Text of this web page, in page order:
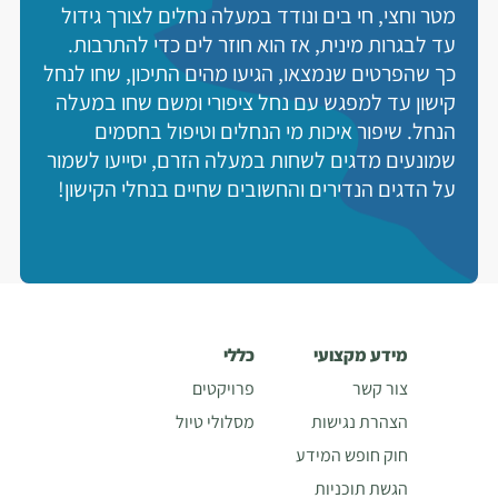
מטר וחצי, חי בים ונודד במעלה נחלים לצורך גידול
עד לבגרות מינית, אז הוא חוזר לים כדי להתרבות.
כך שהפרטים שנמצאו, הגיעו מהים התיכון, שחו לנחל
קישון עד למפגש עם נחל ציפורי ומשם שחו במעלה
הנחל. שיפור איכות מי הנחלים וטיפול בחסמים
שמונעים מדגים לשחות במעלה הזרם, יסייעו לשמור
על הדגים הנדירים והחשובים שחיים בנחלי הקישון!
כללי
פרויקטים
מסלולי טיול
מידע מקצועי
צור קשר
הצהרת נגישות
חוק חופש המידע
הגשת תוכניות